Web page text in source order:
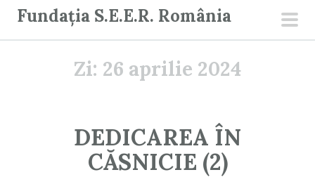
Fundația S.E.E.R. România
Zi: 26 aprilie 2024
DEDICAREA ÎN
CĂSNICIE (2)